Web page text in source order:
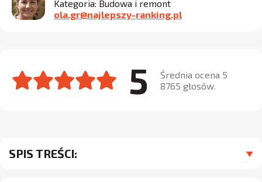
SPIS TREŚCI:
Kategoria: Budowa i remont
ola.gr@najlepszy-ranking.pl
5
Średnia ocena 5
8765 głosów.